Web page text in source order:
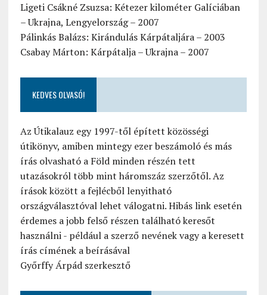
Ligeti Csákné Zsuzsa: Kétezer kilométer Galíciában
– Ukrajna, Lengyelország – 2007
Pálinkás Balázs: Kirándulás Kárpátaljára – 2003
Csabay Márton: Kárpátalja – Ukrajna – 2007
KEDVES OLVASÓ!
Az Útikalauz egy 1997-től épített közösségi
útikönyv, amiben mintegy ezer beszámoló és más
írás olvasható a Föld minden részén tett
utazásokról több mint háromszáz szerzőtől. Az
írások között a fejlécből lenyitható
országválasztóval lehet válogatni. Hibás link esetén
érdemes a jobb felső részen található keresőt
használni - például a szerző nevének vagy a keresett
írás címének a beírásával
Győrffy Árpád szerkesztő